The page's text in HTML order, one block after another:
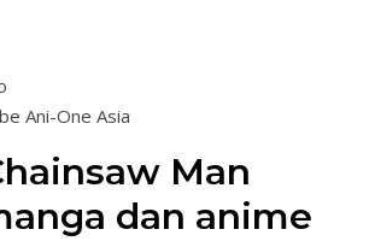
Ani-One Asia
Man
dan anime